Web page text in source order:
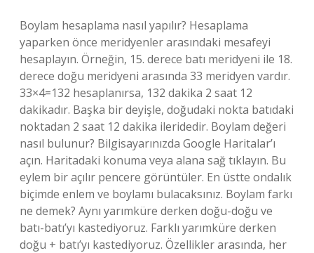
Boylam hesaplama nasıl yapılır? Hesaplama
yaparken önce meridyenler arasındaki mesafeyi
hesaplayın. Örneğin, 15. derece batı meridyeni ile 18.
derece doğu meridyeni arasında 33 meridyen vardır.
33×4=132 hesaplanırsa, 132 dakika 2 saat 12
dakikadır. Başka bir deyişle, doğudaki nokta batıdaki
noktadan 2 saat 12 dakika ileridedir. Boylam değeri
nasıl bulunur? Bilgisayarınızda Google Haritalar’ı
açın. Haritadaki konuma veya alana sağ tıklayın. Bu
eylem bir açılır pencere görüntüler. En üstte ondalık
biçimde enlem ve boylamı bulacaksınız. Boylam farkı
ne demek? Aynı yarımküre derken doğu-doğu ve
batı-batı’yı kastediyoruz. Farklı yarımküre derken
doğu + batı’yı kastediyoruz. Özellikler arasında, her